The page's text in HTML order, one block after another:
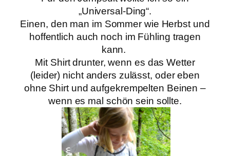
„Universal-Ding“.
Einen, den man im Sommer wie Herbst und
hoffentlich auch noch im Fühling tragen
kann.
Mit Shirt drunter, wenn es das Wetter
(leider) nicht anders zulässt, oder eben
ohne Shirt undaufgekrempelten Beinen –
wenn es mal schön sein sollte.